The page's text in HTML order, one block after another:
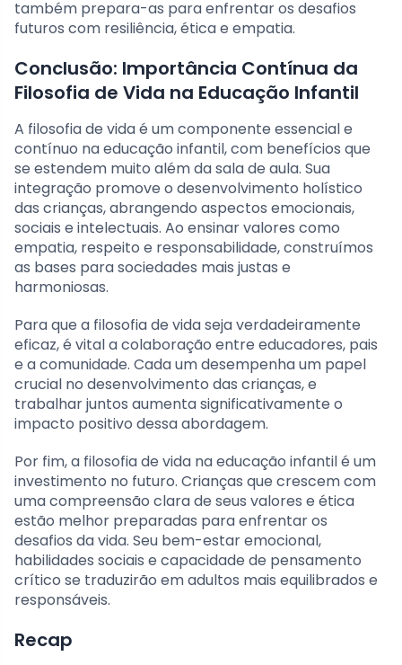
também prepara-as para enfrentar os desafios
futuros com resiliência, ética e empatia.
Conclusão: Importância Contínua da
Filosofia de Vida na Educação Infantil
A filosofia de vida é um componente essencial e
contínuo na educação infantil, com benefícios que
se estendem muito além da sala de aula. Sua
integração promove o desenvolvimento holístico
das crianças, abrangendo aspectos emocionais,
sociais e intelectuais. Ao ensinar valores como
empatia, respeito e responsabilidade, construímos
as bases para sociedades mais justas e
harmoniosas.
Para que a filosofia de vida seja verdadeiramente
eficaz, é vital a colaboração entre educadores, pais
e a comunidade. Cada um desempenha um papel
crucial no desenvolvimento das crianças, e
trabalhar juntos aumenta significativamente o
impacto positivo dessa abordagem.
Por fim, a filosofia de vida na educação infantil é um
investimento no futuro. Crianças que crescem com
uma compreensão clara de seus valores e ética
estão melhor preparadas para enfrentar os
desafios da vida. Seu bem-estar emocional,
habilidades sociais e capacidade de pensamento
crítico se traduzirão em adultos mais equilibrados e
responsáveis.
Recap